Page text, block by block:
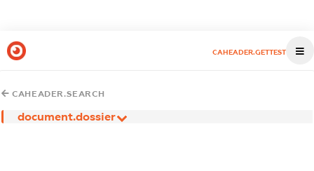
CAHEADER.GETTEST
CAHEADER.SEARCH
document.dossier